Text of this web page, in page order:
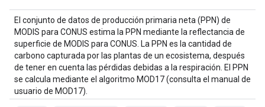
El conjunto de datos de producción primaria neta (PPN) de
MODIS para CONUS estima la PPN mediante la reflectancia de
superficie de MODIS para CONUS. La PPN es la cantidad de
carbono capturada por las plantas de un ecosistema, después
de tener en cuenta las pérdidas debidas a la respiración. El PPN
se calcula mediante el algoritmo MOD17 (consulta el manual de
usuario de MOD17).